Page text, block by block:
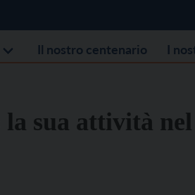
Il nostro centenario I
sua attività